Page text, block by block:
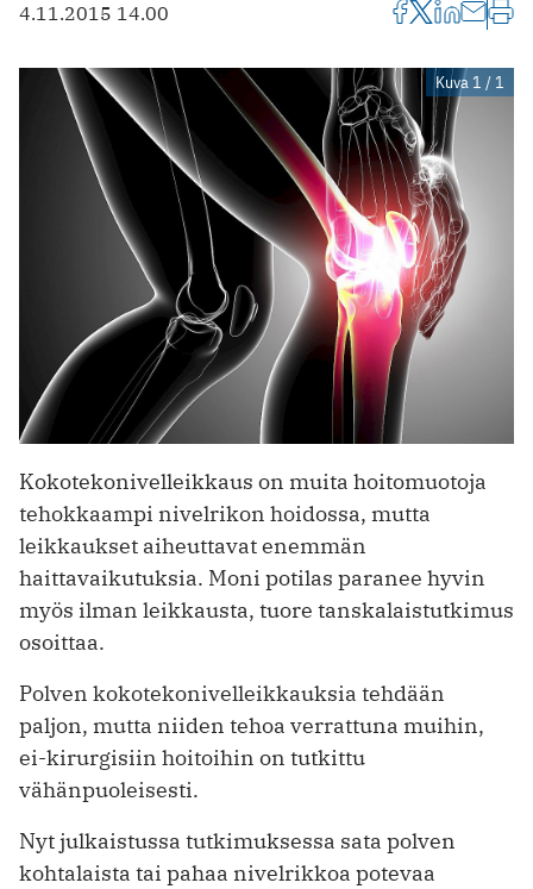
4.11.2015 14.00
Kuva 1 / 1
Kokotekonivelleikkaus on muita hoitomuotoja
tehokkaampi nivelrikon hoidossa, mutta
leikkaukset aiheuttavat enemmän
haittavaikutuksia. Moni potilas paranee hyvin
myös ilman leikkausta, tuore tanskalaistutkimus
osoittaa.
Polven kokotekonivelleikkauksia tehdään
paljon, mutta niiden tehoa verrattuna muihin,
ei-kirurgisiin hoitoihin on tutkittu
vähänpuoleisesti.
Nyt julkaistussa tutkimuksessa sata polven
kohtalaista tai pahaa nivelrikkoa potevaa